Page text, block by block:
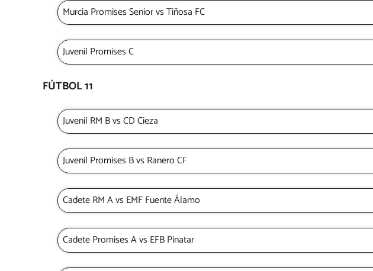
Murcia Promises Senior vs Tiñosa FC
Juvenil Promises C
FÚTBOL 11
Juvenil RM B vs CD Cieza
Juvenil Promises B vs Ranero CF
Cadete RM A vs EMF Fuente Álamo
Cadete Promises A vs EFB Pinatar